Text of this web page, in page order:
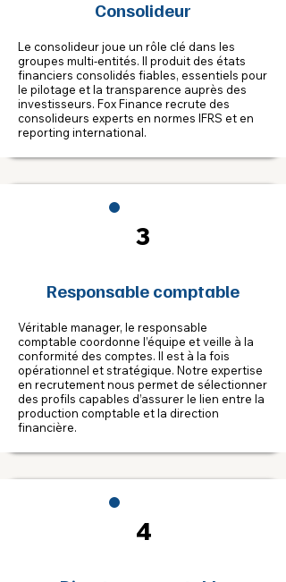
Consolideur
Le consolideur joue un rôle clé dans les
groupes multi-entités. Il produit des états
financiers consolidés fiables, essentiels pour
le pilotage et la transparence auprès des
investisseurs. Fox Finance recrute des
consolideurs experts en normes IFRS et en
reporting international.
3
Responsable comptable
Véritable manager, le responsable
comptable coordonne l’équipe et veille à la
conformité des comptes. Il est à la fois
opérationnel et stratégique. Notre expertise
en recrutement nous permet de sélectionner
des profils capables d’assurer le lien entre la
production comptable et la direction
financière.
4